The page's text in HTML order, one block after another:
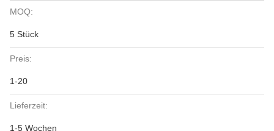
MOQ:
5 Stück
Preis:
1-20
Lieferzeit:
1-5 Wochen